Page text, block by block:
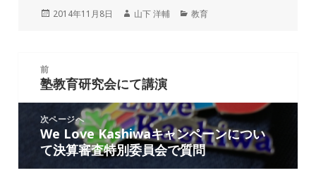
投
2014年11月8日
作
山下 洋輔
カ
教育
前
前
の
投
稿:
塾教育研究会にて講演
次ページへ
次
の
投
We Love Kashiwaキャンペーンについ
て決算審査特別委員会で質問